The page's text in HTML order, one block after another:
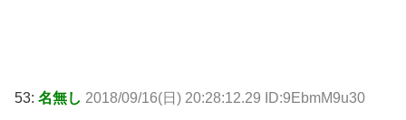
53: 名無し 2018/09/16(日) 20:28:12.29 ID:9EbmM9u30